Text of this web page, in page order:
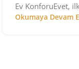
Ev KonforuEvet,
Okumaya Devam